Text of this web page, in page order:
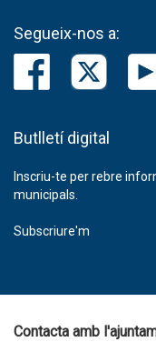
Segueix-nos a:
Butlletí digital
Inscriu-te per rebre
municipals.
Subscriure'm
Contacta amb